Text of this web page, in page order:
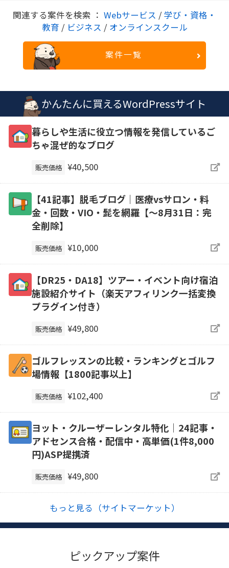
関連する案件を検索 ： Webサービス / 学び・資格・
教育 / ビジネス / オンラインスクール
案件一覧
かんたんに買えるWordPressサイト
暮らしや生活に役立つ情報を発信しているご
ちゃ混ぜ的なブログ
販売価格 ¥40,500
【41記事】脱毛ブログ｜医療vsサロン・料
金・回数・VIO・髭を網羅【～8月31日：完
全削除】
販売価格 ¥10,000
【DR25・DA18】ツアー・イベント向け宿泊
施設紹介サイト（楽天アフィリンク一括変換
プラグイン付き）
販売価格 ¥49,800
ゴルフレッスンの比較・ランキングとゴルフ
場情報【1800記事以上】
販売価格 ¥102,400
ヨット・クルーザーレンタル特化｜24記事・
アドセンス合格・配信中・高単価(1件8,000
円)ASP提携済
販売価格 ¥49,800
もっと見る（サイトマーケット）
ピックアップ案件